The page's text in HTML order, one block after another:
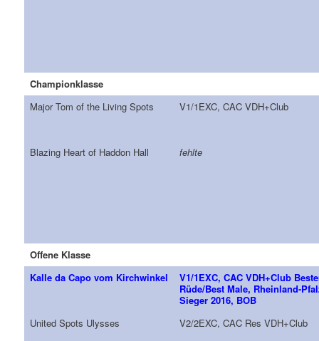
Championklasse
Major Tom of the Living Spots
V1/1EXC, CAC VDH+Club
Blazing Heart of Haddon Hall fehlte
Offene Klasse
Kalle da Capo vom Kirchwinkel
V1/1EXC, CAC VDH+Club
Rüde/Best Male, Rheinland-
Sieger 2016, BOB
United Spots Ulysses
V2/2EXC, CAC Res VDH+Club